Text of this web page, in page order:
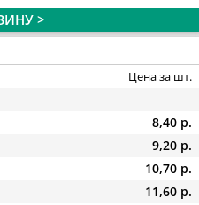
>
Цена за шт.
8,40 р.
9,20 р.
10,70 р.
11,60 р.